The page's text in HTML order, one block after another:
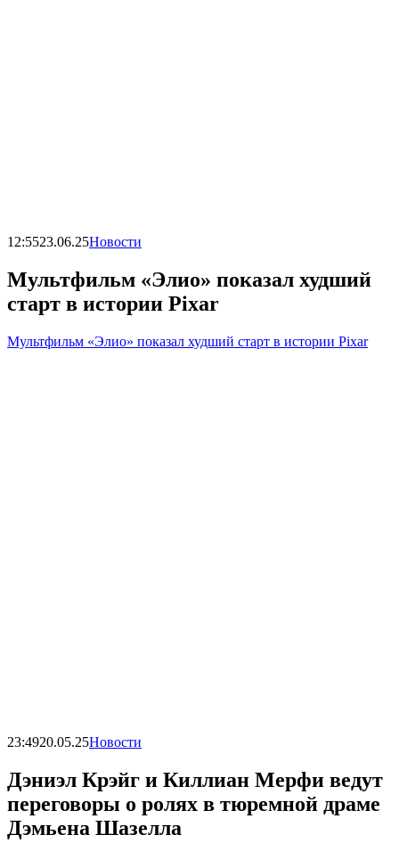
12:5523.06.25Новости
Мультфильм «Элио» показал худший
старт в истории Pixar
Мультфильм «Элио» показал худший старт в истории Pixar
23:4920.05.25Новости
Дэниэл Крэйг и Киллиан Мерфи ведут
переговоры о ролях в тюремной драме
Дэмьена Шазелла